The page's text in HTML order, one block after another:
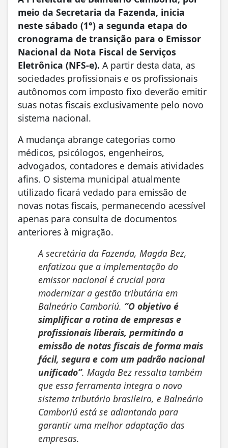
meio da Secretaria da Fazenda, inicia
neste sábado (1°) a segunda etapa do
cronograma de transição para o Emissor
Nacional da Nota Fiscal de Serviços
Eletrônica (NFS-e). A partir desta data, as
sociedades profissionais e os profissionais
autônomos com imposto fixo deverão emitir
suas notas fiscais exclusivamente pelo novo
sistema nacional.
A mudança abrange categorias como
médicos, psicólogos, engenheiros,
advogados, contadores e demais atividades
afins. O sistema municipal atualmente
utilizado ficará vedado para emissão de
novas notas fiscais, permanecendo acessível
apenas para consulta de documentos
anteriores à migração.
A secretária da Fazenda, Magda Bez,
enfatizou que a implementação do
emissor nacional é crucial para
modernizar a gestão tributária em
Balneário Camboriú. “O objetivo é
simplificar a rotina de empresas e
profissionais liberais, permitindo a
emissão de notas fiscais de forma mais
fácil, segura e com um padrão nacional
unificado”. Magda Bez ressalta também
que essa ferramenta integra o novo
sistema tributário brasileiro, e Balneário
Camboriú está se adiantando para
garantir uma melhor adaptação das
empresas.